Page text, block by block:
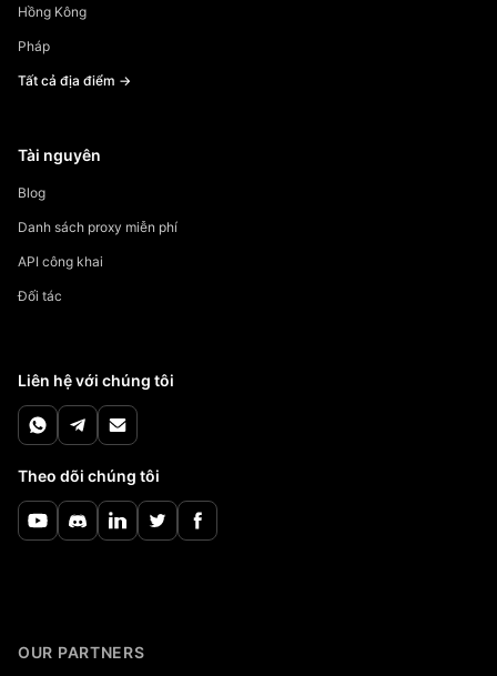
Hồng Kông
Pháp
Tất cả địa điểm →
Tài nguyên
Blog
Danh sách proxy miễn phí
API công khai
Đối tác
Liên hệ với chúng tôi
Theo dõi chúng tôi
OUR PARTNERS